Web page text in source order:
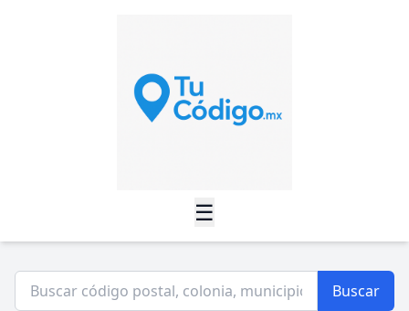
☰
Buscar